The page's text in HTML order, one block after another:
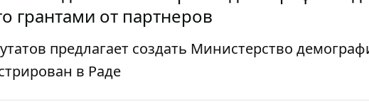
грантами от партнеров
предлагает создать Министерство
в Раде